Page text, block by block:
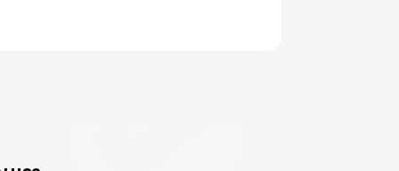
อ้อย พืช
ร การ
องเป็นน้ำ